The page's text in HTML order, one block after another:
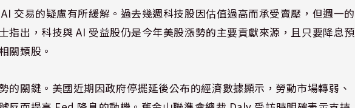
交易的疑慮有所緩解。過去幾週科技股因估值過高而承受賣壓，但週一的
指出，科技與 AI 受益股仍是今年美股漲勢的主要貢獻來源，且只要降息預
關類股。
的關鍵。美國近期因政府停擺延後公布的經濟數據顯示，勞動市場轉弱、